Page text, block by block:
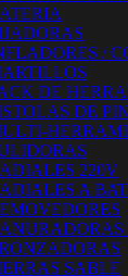
/
DE
DE
220V
A
SABLE